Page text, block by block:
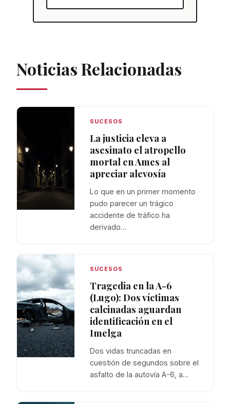
Noticias Relacionadas
SUCESOS
La justicia eleva a
asesinato el atropello
mortal en Ames al
apreciar alevosía
Lo que en un primer momento
pudo parecer un trágico
accidente de tráfico ha
derivado…
SUCESOS
Tragedia en la A-6
(Lugo): Dos víctimas
calcinadas aguardan
identificación en el
Imelga
Dos vidas truncadas en
cuestión de segundos sobre el
asfalto de la autovía A-6, a…